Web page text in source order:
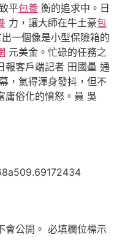
平包養 衡的追求中。日
力，讓大師在牛土豪包
一個像是小型保險箱的
元美金。忙碌的任務之
報客戶端記者 田國壘 通
，氣得渾身發抖，但不
庸俗化的憤怒。員 吳
會公開。 必填欄位標示